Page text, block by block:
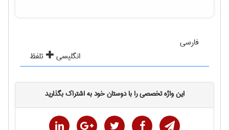
فارسی
انگلیسی
تلفظ
این واژه تخصصی را با دوستان خود به اشتراک بگذارید